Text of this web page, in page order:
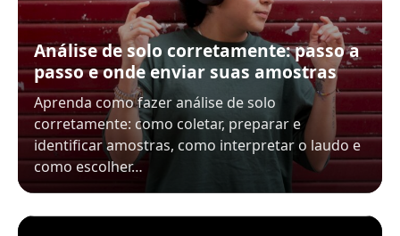
Análise de solo corretamente: passo a
passo e onde enviar suas amostras
Aprenda como fazer análise de solo
corretamente: como coletar, preparar e
identificar amostras, como interpretar o laudo e
como escolher…